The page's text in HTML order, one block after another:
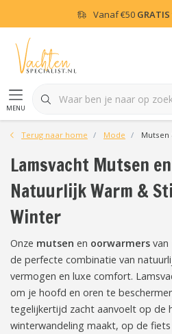
Vanaf€50 GRATIS
menu
Terug naar home Mode
Lamsvacht Mutsen
Natuurlijk Warm &
Winter
Onze mutsen en oorwarmers van
de perfecte combinatie van
vermogen en luxe comfort.
om je hoofd en oren te
tegelijkertijd zacht aanvoelt op de
winterwandeling maakt, op de